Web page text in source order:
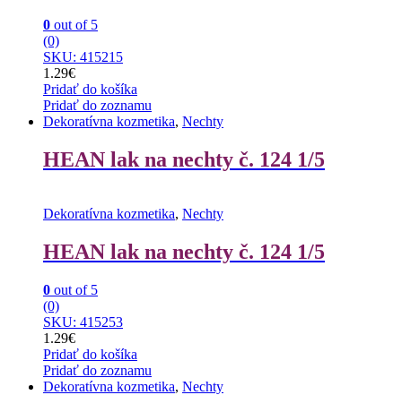
0 out of 5
(0)
SKU: 415215
1.29€
Pridať do košíka
Pridať do zoznamu
Dekoratívna kozmetika, Nechty
HEAN lak na nechty č. 124 1/5
Dekoratívna kozmetika, Nechty
HEAN lak na nechty č. 124 1/5
0 out of 5
(0)
SKU: 415253
1.29€
Pridať do košíka
Pridať do zoznamu
Dekoratívna kozmetika, Nechty